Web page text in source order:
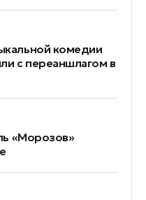
комедии
с переаншлагом в
«Морозов»